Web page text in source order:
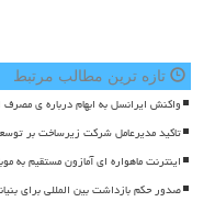
تازه ترین مطالب مرتبط
واکنش ایرانسل به ابهام درباره ی مصرف
تاکید مدیرعامل شرکت زیرساخت بر
اینترنت ماهواره ای آمازون مستقیم به
صدور حکم بازداشت بین المللی برای